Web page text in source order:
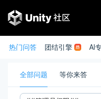
热门问答 团结引擎 AI
全部问题 等你来答